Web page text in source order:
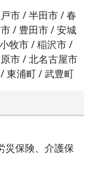
市 / 半田市 / 春
/ 豊田市 / 安城
牧市 / 稲沢市 /
市 / 北名古屋市
東浦町 / 武豊町
災保険、介護保